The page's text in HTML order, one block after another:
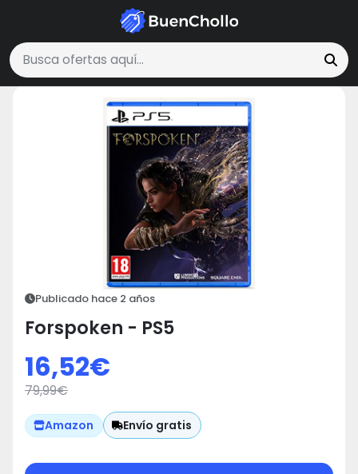
Buscar ofertas
Tecnología y Electrónica
Publicado hace 2 años
Forspoken - PS5
16,52€
79,99€
Amazon Envío gratis